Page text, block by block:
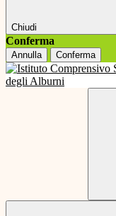
Chiudi
Conferma
Annulla Conferma